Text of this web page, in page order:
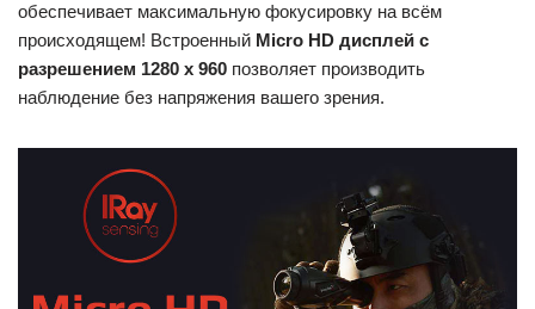
обеспечивает максимальную фокусировку на всём
происходящем! Встроенный Micro HD дисплей с
разрешением 1280 x 960 позволяет производить
наблюдение без напряжения вашего зрения.